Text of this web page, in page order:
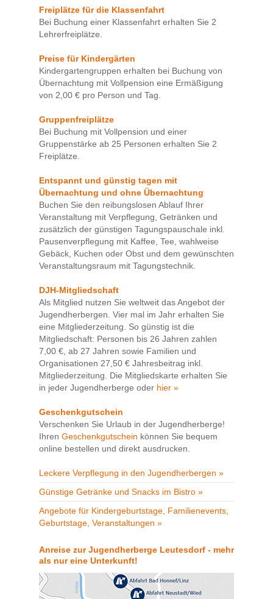
Freiplätze für die Klassenfahrt
Bei Buchung einer Klassenfahrt erhalten Sie 2
Lehrerfreiplätze.
Preise für Kindergärten
Kindergartengruppen erhalten bei Buchung von
Übernachtung mit Vollpension eine Ermäßigung
von 2,00 € pro Person und Tag.
Gruppenfreiplätze
Bei Buchung mit Vollpension und einer
Gruppenstärke ab 25 Personen erhalten Sie 2
Freiplätze.
Entspannt und günstig tagen mit
Übernachtung und ohne Übernachtung
Buchen Sie den reibungslosen Ablauf Ihrer
Veranstaltung mit Verpflegung, Getränken und
zusätzlich der günstigen Tagungspauschale inkl.
Pausenverpflegung mit Kaffee, Tee, wahlweise
Gebäck, Kuchen oder Obst und dem gewünschten
Veranstaltungsraum mit Tagungstechnik.
DJH-Mitgliedschaft
Als Mitglied nutzen Sie weltweit das Angebot der
Jugendherbergen. Vier mal im Jahr erhalten Sie
eine Mitgliederzeitung. So günstig ist die
Mitgliedschaft: Personen bis 26 Jahren zahlen
7,00 €, ab 27 Jahren sowie Familien und
Organisationen 27,50 € Jahresbeitrag inkl.
Mitgliederzeitung. Die Mitgliedskarte erhalten Sie
in jeder Jugendherberge oder hier »
Geschenkgutschein
Verschenken Sie Urlaub in der Jugendherberge!
Ihren Geschenkgutschein können Sie bequem
online bestellen und direkt ausdrucken.
Leckere Verpflegung in den Jugendherbergen »
Günstige Getränke und Snacks im Bistro »
Angebote für Kindergeburtstage, Familienevents,
Geburtstage, Veranstaltungen »
Anreise zur Jugendherberge Leutesdorf - mehr
als nur eine Unterkunft!